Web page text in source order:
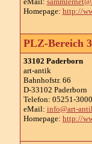
Homepage: http://
PLZ-Bereich 3
33102 Paderborn
art-antik
Bahnhofstr. 66
D-33102 Paderborn
Telefon: 05251-
eMail: info@art-
Homepage: http://